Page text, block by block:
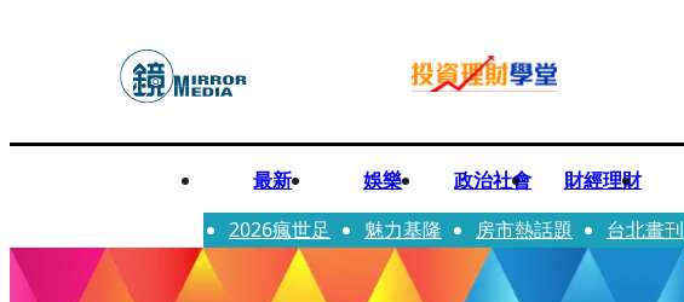
最新 娛樂 政治社會 財經理財
2026瘋世足
魅力基隆 房市熱話題 台北畫刊